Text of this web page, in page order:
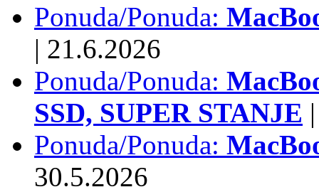
Ponuda/Ponuda:
| 21.6.2026
Ponuda/Ponuda:
SSD, SUPER STANJE |
Ponuda/Ponuda:
30.5.2026